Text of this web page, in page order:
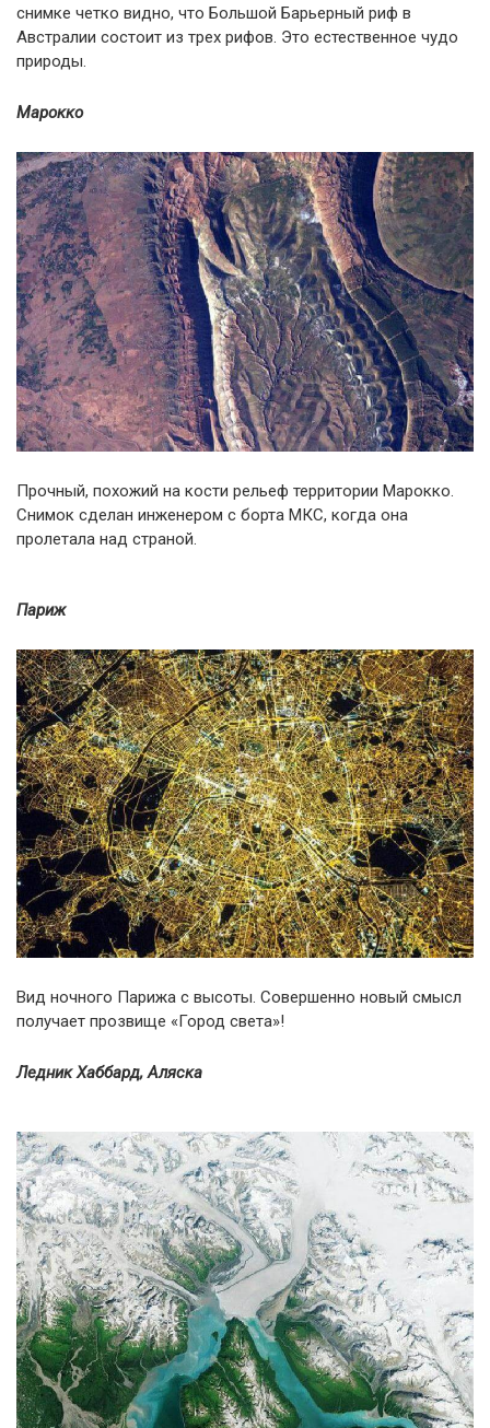
снимке четко видно, что Большой Барьерный риф в
Австралии состоит из трех рифов. Это естественное чудо
природы.
Марокко
Прочный, похожий на кости рельеф территории Марокко.
Снимок сделан инженером с борта МКС, когда она
пролетала над страной.
Париж
Вид ночного Парижа с высоты. Совершенно новый смысл
получает прозвище «Город света»!
Ледник Хаббард, Аляска